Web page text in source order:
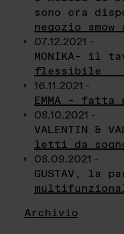
sono ora
negozio smow
07.12.2021 -
MONIKA– il
flessibile
16.11.2021 -
EMMA –
08.10.2021 -
VALENTIN &
letti da
08.09.2021 -
GUSTAV, la
Archivio